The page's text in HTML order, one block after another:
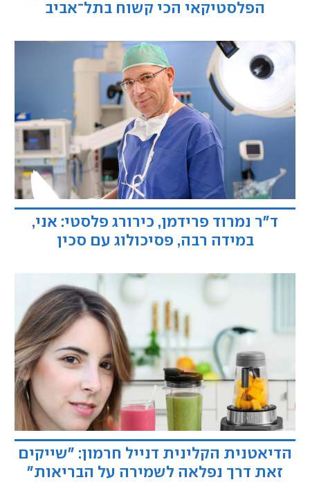
הפלסטיקאי הכי קשוח בתל־אביב
ד"ר נמרוד פרידמן, כירורג פלסטי: אני,
במידה רבה, פסיכולוג עם סכין
הדיאטנית הקלינית דנייל חרמון: "שייקים
זאת דרך נפלאה לשמירה על הבריאות"